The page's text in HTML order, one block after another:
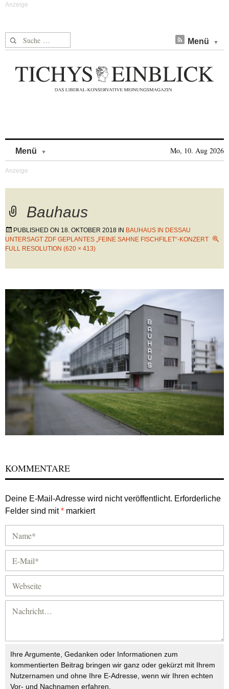
Suche nach: Menü
Menü Mo, 10. Aug 2026
Bauhaus
PUBLISHED ON 18. OKTOBER 2018 IN BAUHAUS IN DESSAU
UNTERSAGT ZDF GEPLANTES „FEINE SAHNE FISCHFILET“-KONZERT
FULL RESOLUTION (620 × 413)
KOMMENTARE
Deine E-Mail-Adresse wird nicht veröffentlicht. Erforderliche
Felder sind mit* markiert
Ihre Argumente, Gedanken oder Informationen zum
kommentierten Beitrag bringen wir ganz oder gekürzt mit Ihrem
Nutzernamen und ohne Ihre E-Adresse, wenn wir Ihren echten
Vor- und Nachnamen erfahren.